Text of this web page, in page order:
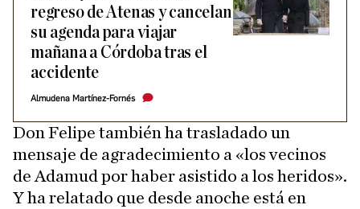
regreso de Atenas y cancelan
su agenda para viajar
mañana a Córdoba tras el
accidente
Almudena Martínez-Fornés
Don Felipe también ha trasladado un
mensaje de agradecimiento a «los vecinos
de Adamud por haber asistido a los heridos».
Y ha relatado que desde anoche está en